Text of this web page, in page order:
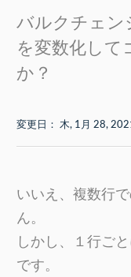
バルクチェン
を変数化して
か？
変更日： 木, 1月 28,
いいえ、複数行
ん。
しかし、１行ご
です。